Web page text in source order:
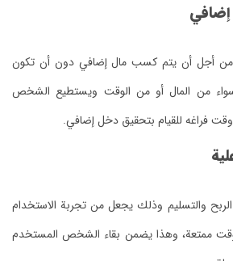
فراغه للقيام بتحقيق دخل إضافي.